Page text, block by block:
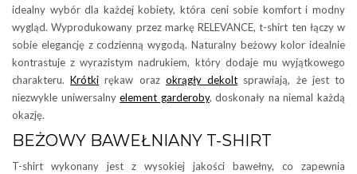
idealny wybór dla każdej kobiety, która ceni sobie komfort i modny
wygląd. Wyprodukowany przez markę RELEVANCE, t-shirt ten łączy w
sobie elegancję z codzienną wygodą. Naturalny beżowy kolor idealnie
kontrastuje z wyrazistym nadrukiem, który dodaje mu wyjątkowego
charakteru.Krótki rękaw oraz okrągły dekolt sprawiają, że jest to
niezwykle uniwersalnyelement garderoby, doskonały na niemal każdą
okazję.
BEŻOWY BAWEŁNIANY T-SHIRT
T-shirt wykonany jest z wysokiej jakości bawełny, co zapewnia